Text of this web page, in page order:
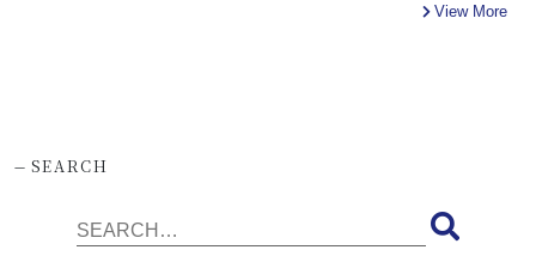
View More
-SEARCH